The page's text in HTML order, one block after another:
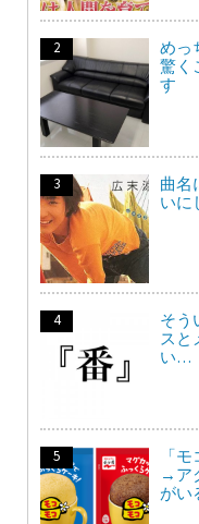
めっ
驚く
す
曲名
いに
そう
スと
い…
「
→ア
がい